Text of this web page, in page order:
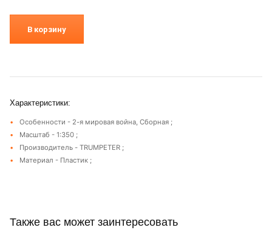
В корзину
Характеристики:
Особенности - 2-я мировая война, Сборная ;
Масштаб - 1:350 ;
Производитель - TRUMPETER ;
Материал - Пластик ;
Также вас может заинтересовать